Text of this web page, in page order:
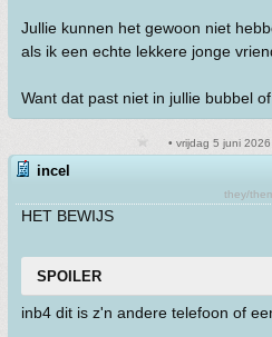
Jullie kunnen het gewoon niet
als ik een echte lekkere jonge
Want dat past niet in jullie bubbel of
• vrijdag 5 juni
incel
they/
HET BEWIJS
SPOILER
inb4 dit is z'n andere telefoon of